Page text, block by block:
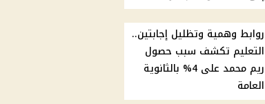
روابط وهمية وتظليل إجابتين..
التعليم تكشف سبب حصول
ريم محمد على 4% بالثانوية
العامة